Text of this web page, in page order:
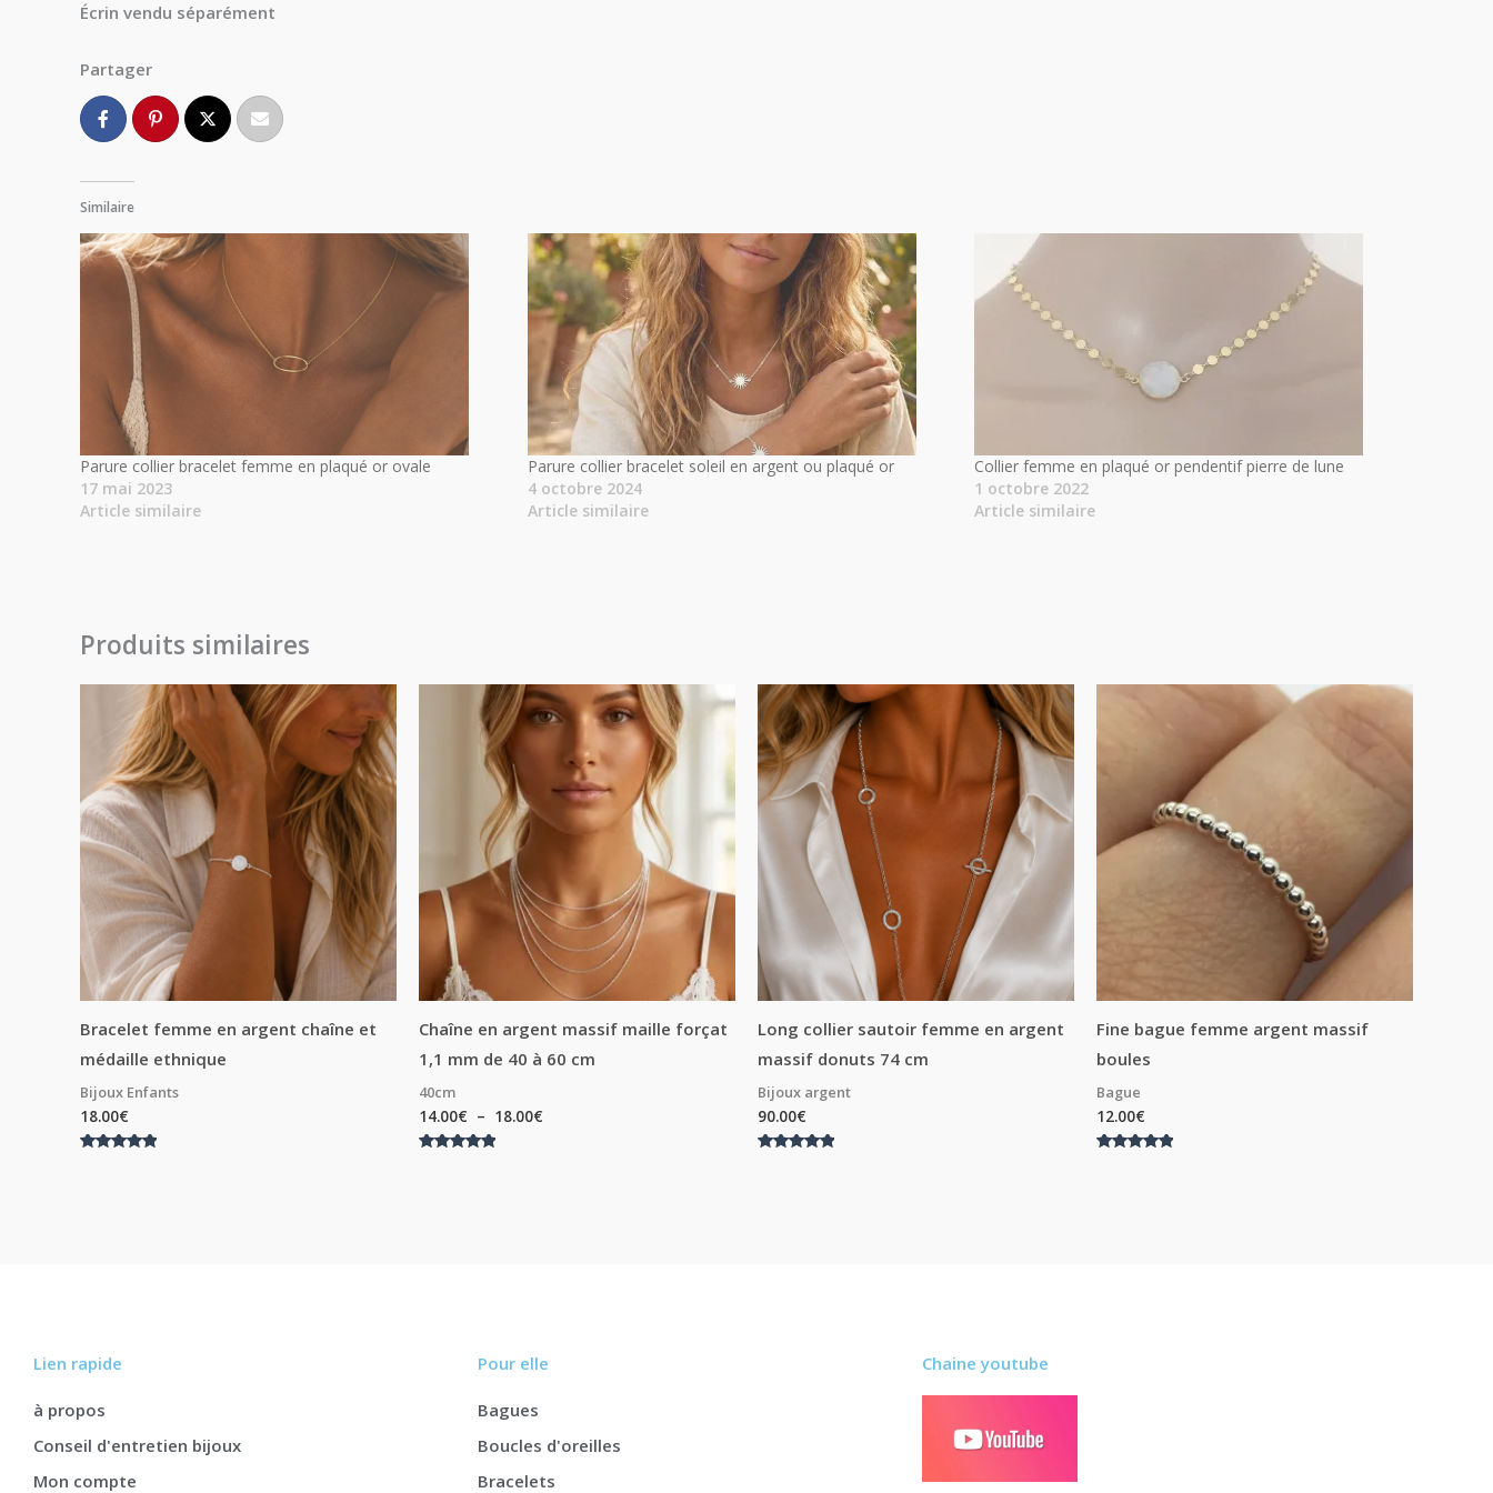
Écrin vendu séparément
Partager
Similaire
Parure collier bracelet femme en plaqué or ovale
17 mai 2023
Article similaire
Parure collier bracelet soleil en argent ou plaqué or
4 octobre 2024
Article similaire
Collier femme en plaqué or pendentif pierre de lune
1 octobre 2022
Article similaire
Produits similaires
Bracelet femme en argent chaîne et
médaille ethnique
Bijoux Enfants
18.00€
Chaîne en argent massif maille forçat
1,1 mm de 40 à 60 cm
40cm
14.00€ – 18.00€
Plage
de
prix :
14.00€
18.00€
Long collier sautoir femme en argent
massif donuts 74 cm
Bijoux argent
90.00€
Fine bague femme argent massif
boules
Bague
12.00€
Lien rapide
à propos
Conseil d'entretien bijoux
Mon compte
Pour elle
Bagues
Boucles d'oreilles
Bracelets
Chaine youtube